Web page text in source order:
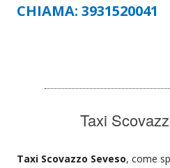
CHIAMA: 3931520041
Taxi
Taxi Scovazzo Seveso, come